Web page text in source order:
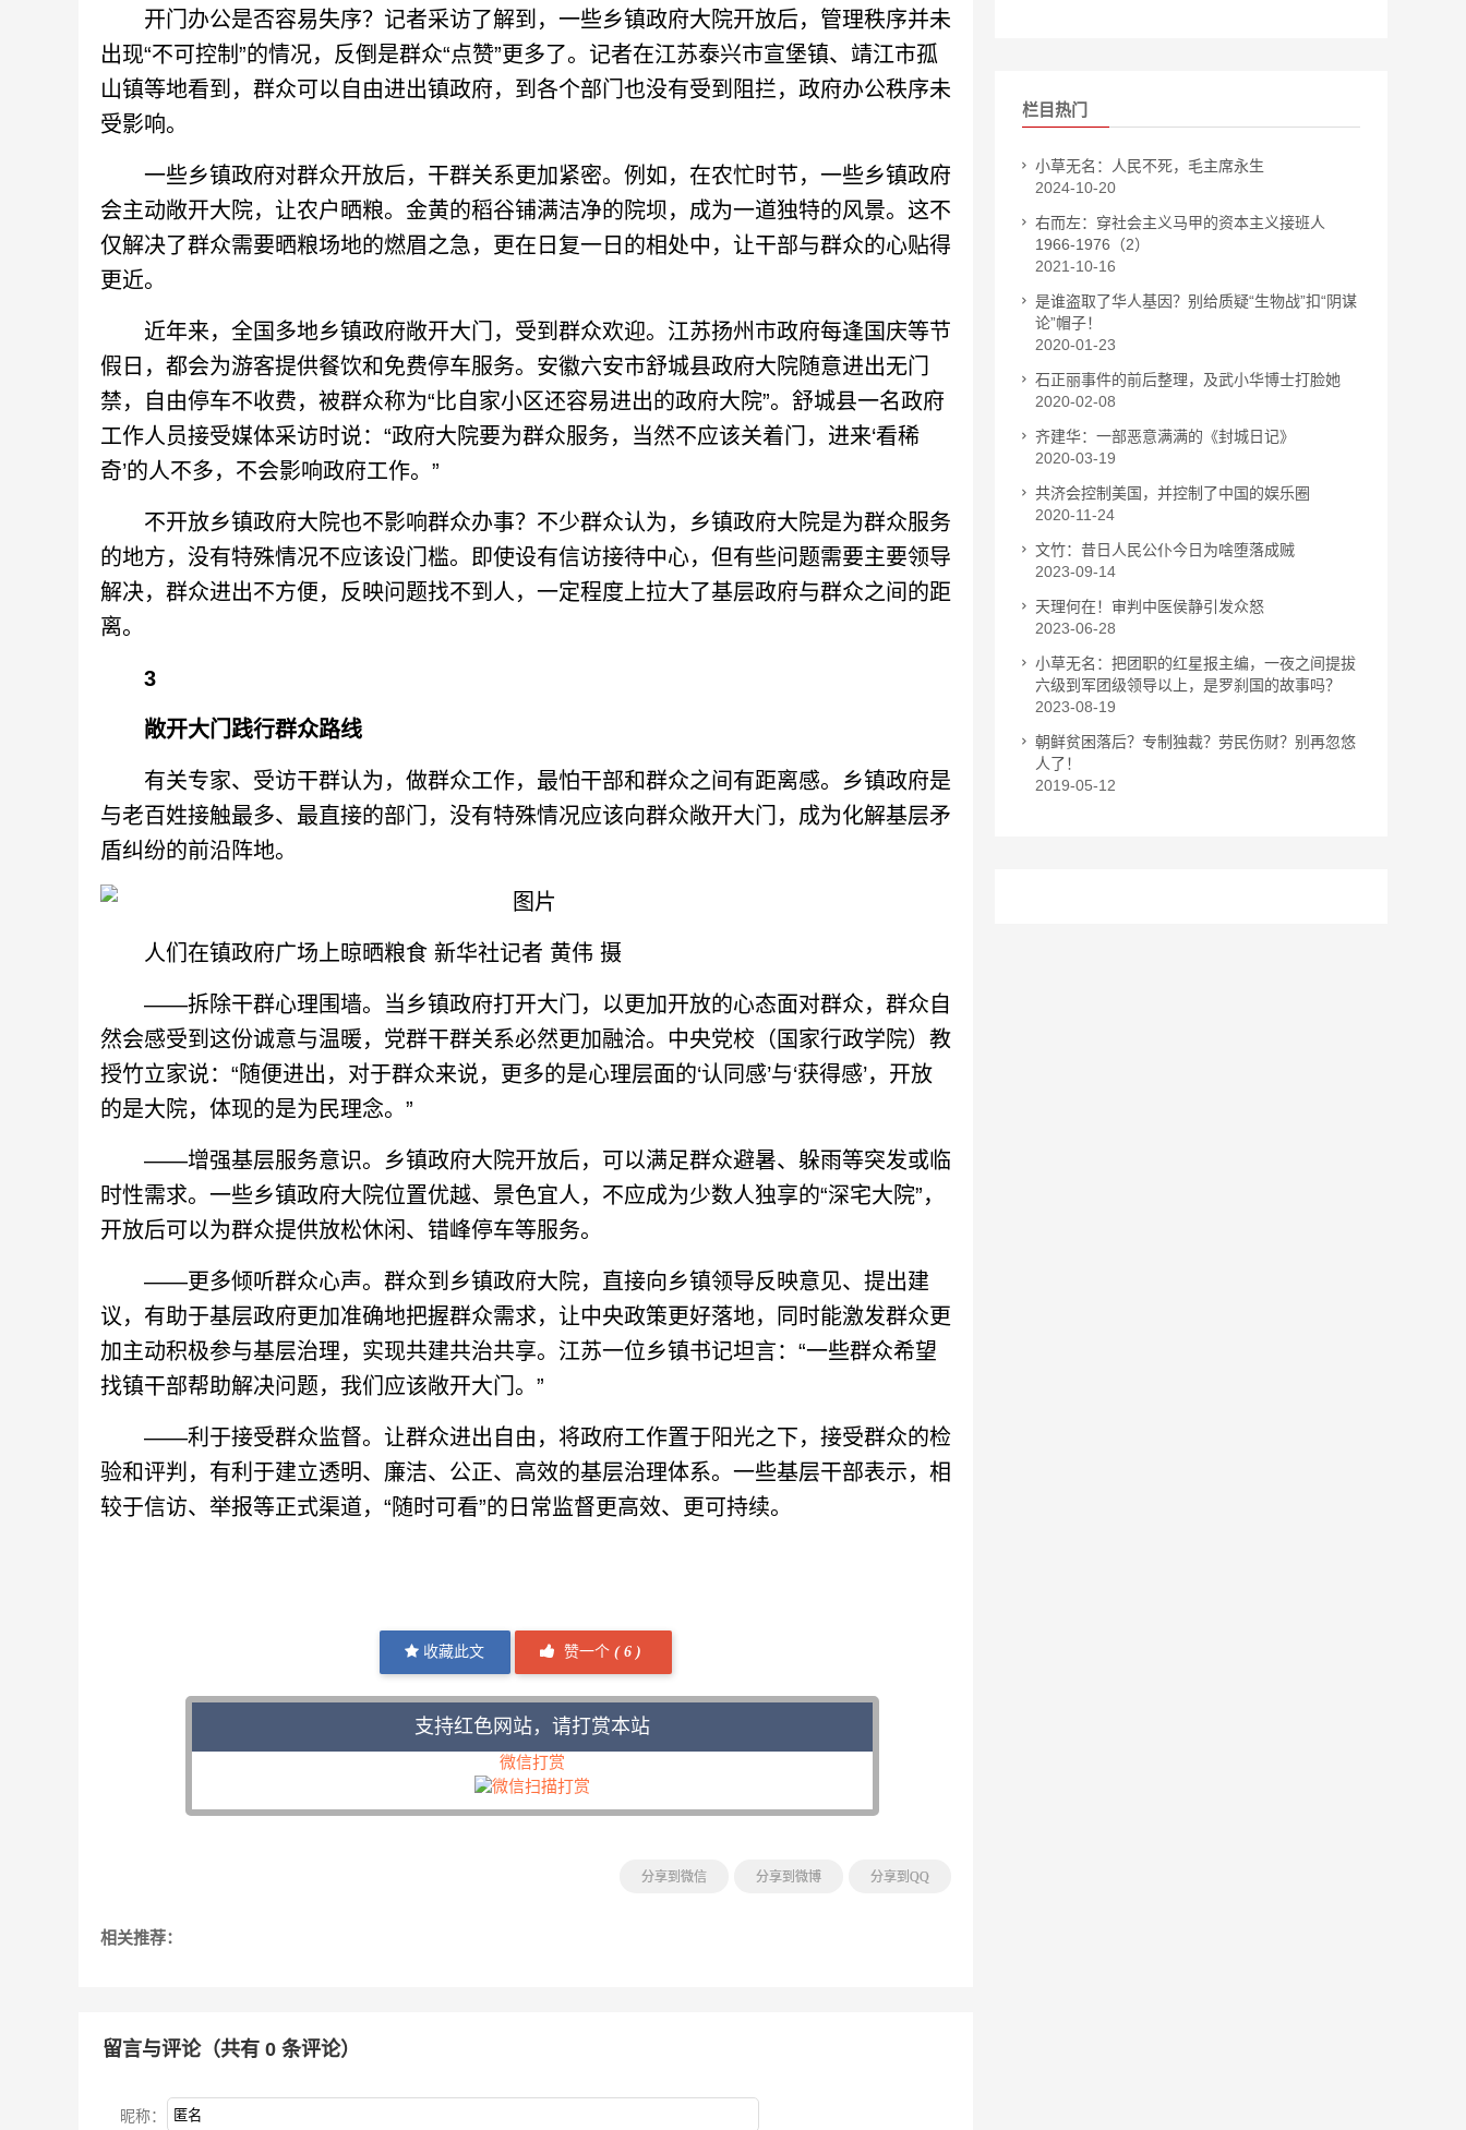
开门办公是否容易失序？记者采访了解到，一些乡镇政府大院开放后，管理秩序并未
出现“不可控制”的情况，反倒是群众“点赞”更多了。记者在江苏泰兴市宣堡镇、靖江市孤
山镇等地看到，群众可以自由进出镇政府，到各个部门也没有受到阻拦，政府办公秩序未
受影响。
一些乡镇政府对群众开放后，干群关系更加紧密。例如，在农忙时节，一些乡镇政府
会主动敞开大院，让农户晒粮。金黄的稻谷铺满洁净的院坝，成为一道独特的风景。这不
仅解决了群众需要晒粮场地的燃眉之急，更在日复一日的相处中，让干部与群众的心贴得
更近。
近年来，全国多地乡镇政府敞开大门，受到群众欢迎。江苏扬州市政府每逢国庆等节
假日，都会为游客提供餐饮和免费停车服务。安徽六安市舒城县政府大院随意进出无门
禁，自由停车不收费，被群众称为“比自家小区还容易进出的政府大院”。舒城县一名政府
工作人员接受媒体采访时说：“政府大院要为群众服务，当然不应该关着门，进来‘看稀
奇’的人不多，不会影响政府工作。”
不开放乡镇政府大院也不影响群众办事？不少群众认为，乡镇政府大院是为群众服务
的地方，没有特殊情况不应该设门槛。即使设有信访接待中心，但有些问题需要主要领导
解决，群众进出不方便，反映问题找不到人，一定程度上拉大了基层政府与群众之间的距
离。
3
敞开大门践行群众路线
有关专家、受访干群认为，做群众工作，最怕干部和群众之间有距离感。乡镇政府是
与老百姓接触最多、最直接的部门，没有特殊情况应该向群众敞开大门，成为化解基层矛
盾纠纷的前沿阵地。
人们在镇政府广场上晾晒粮食 新华社记者 黄伟 摄
——拆除干群心理围墙。当乡镇政府打开大门，以更加开放的心态面对群众，群众自
然会感受到这份诚意与温暖，党群干群关系必然更加融洽。中央党校（国家行政学院）教
授竹立家说：“随便进出，对于群众来说，更多的是心理层面的‘认同感’与‘获得感’，开放
的是大院，体现的是为民理念。”
——增强基层服务意识。乡镇政府大院开放后，可以满足群众避暑、躲雨等突发或临
时性需求。一些乡镇政府大院位置优越、景色宜人，不应成为少数人独享的“深宅大院”，
开放后可以为群众提供放松休闲、错峰停车等服务。
——更多倾听群众心声。群众到乡镇政府大院，直接向乡镇领导反映意见、提出建
议，有助于基层政府更加准确地把握群众需求，让中央政策更好落地，同时能激发群众更
加主动积极参与基层治理，实现共建共治共享。江苏一位乡镇书记坦言：“一些群众希望
找镇干部帮助解决问题，我们应该敞开大门。”
——利于接受群众监督。让群众进出自由，将政府工作置于阳光之下，接受群众的检
验和评判，有利于建立透明、廉洁、公正、高效的基层治理体系。一些基层干部表示，相
较于信访、举报等正式渠道，“随时可看”的日常监督更高效、更可持续。
收藏此文 赞一个( 6 )
支持红色网站，请打赏本站
微信打赏
分享到微信 分享到微博 分享到QQ
相关推荐：
留言与评论（共有 0 条评论）
昵称：
栏目热门
小草无名：人民不死，毛主席永生
2024-10-20
右而左：穿社会主义马甲的资本主义接班人
1966-1976（2）
2021-10-16
是谁盗取了华人基因？别给质疑“生物战”扣“阴谋
论”帽子！
2020-01-23
石正丽事件的前后整理，及武小华博士打脸她
2020-02-08
齐建华：一部恶意满满的《封城日记》
2020-03-19
共济会控制美国，并控制了中国的娱乐圈
2020-11-24
文竹：昔日人民公仆今日为啥堕落成贼
2023-09-14
天理何在！审判中医侯静引发众怒
2023-06-28
小草无名：把团职的红星报主编，一夜之间提拔
六级到军团级领导以上，是罗刹国的故事吗？
2023-08-19
朝鲜贫困落后？专制独裁？劳民伤财？别再忽悠
人了！
2019-05-12